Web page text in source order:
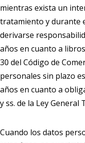
mientras exista un
tratamiento y durante
derivarse
años en cuanto a
30 del Código de
personales sin plazo
años en cuanto a
y ss. de la Ley General
Cuando los datos